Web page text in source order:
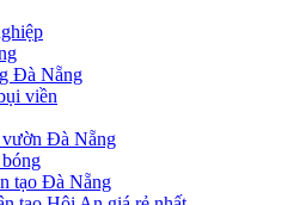
Đà Nẵng
viền
vườn Đà Nẵng
tạo Đà Nẵng